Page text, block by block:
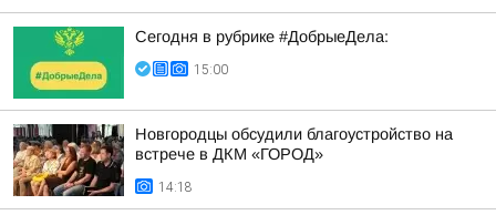
Сегодня в рубрике #ДобрыеДела:
15:00
Новгородцы обсудили благоустройство на
встрече в ДКМ «ГОРОД»
14:18